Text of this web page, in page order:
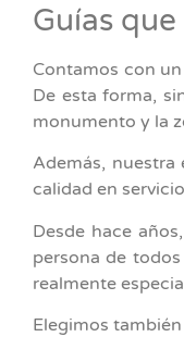
Guías
Contamos con
De esta forma,
monumento y la
Además,
calidad en
Desde hace
persona de
realmente
Elegimos